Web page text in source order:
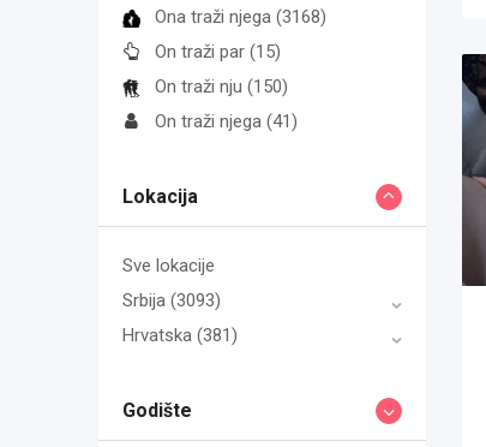
Ona traži njega (3168)
On traži par (15)
On traži nju (150)
On traži njega (41)
Lokacija
Sve lokacije
Srbija (3093)
Hrvatska (381)
Godište